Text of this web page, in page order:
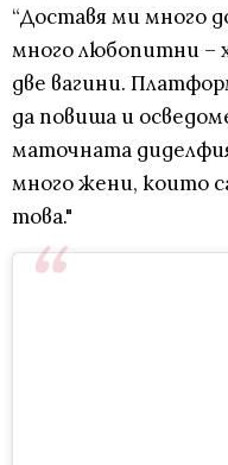
“Доставя ми много
много любопитни –
две вагини.
да повиша и
маточната
много жени, които
това."